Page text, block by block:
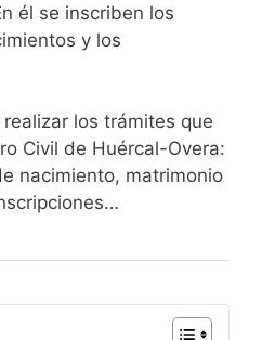
él se inscriben los
y los
los trámites que
Civil de Huércal-Overa:
nacimiento, matrimonio